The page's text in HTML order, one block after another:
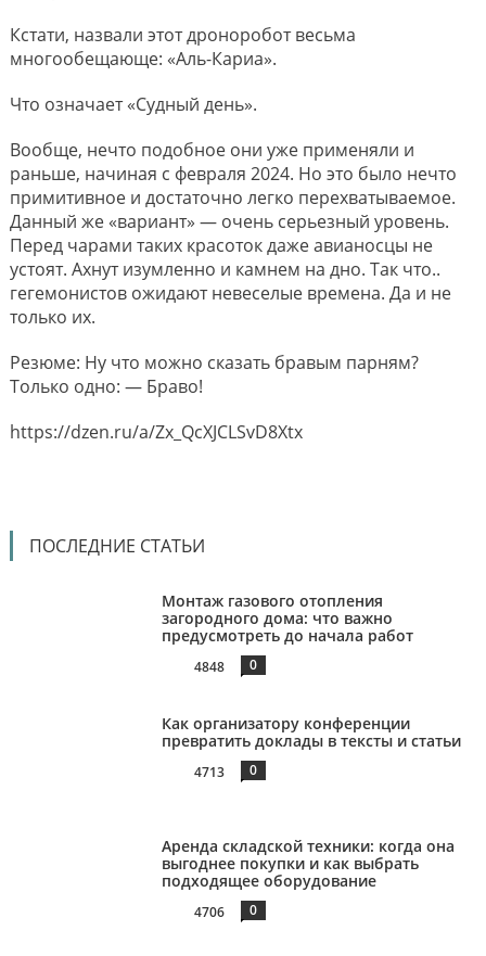
Кстати, назвали этот дроноробот весьма
многообещающе: «Аль-Кариа».
Что означает «Судный день».
Вообще, нечто подобное они уже применяли и
раньше, начиная с февраля 2024. Но это было нечто
примитивное и достаточно легко перехватываемое.
Данный же «вариант» — очень серьезный уровень.
Перед чарами таких красоток даже авианосцы не
устоят. Ахнут изумленно и камнем на дно. Так что..
гегемонистов ожидают невеселые времена. Да и не
только их.
Резюме: Ну что можно сказать бравым парням?
Только одно: — Браво!
https://dzen.ru/a/Zx_QcXJCLSvD8Xtx
ПОСЛЕДНИЕ СТАТЬИ
Монтаж газового отопления
загородного дома: что важно
предусмотреть до начала работ
4848 0
Как организатору конференции
превратить доклады в тексты и статьи
4713 0
Аренда складской техники: когда она
выгоднее покупки и как выбрать
подходящее оборудование
4706 0